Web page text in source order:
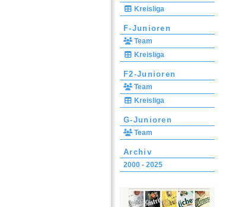
Kreisliga
F-Junioren
Team
Kreisliga
F2-Junioren
Team
Kreisliga
G-Junioren
Team
Archiv
2000 - 2025